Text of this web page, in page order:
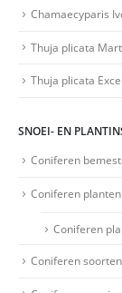
Chamaecyparis
Thuja plicata
Thuja plicata
SNOEI- EN
Coniferen
Coniferen planten
Coniferen
Coniferen soorten